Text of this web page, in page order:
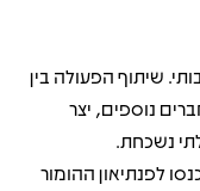
תיאור
שיתוף הפעולה בין
נוספים, יצר
נשכחת.
לפנתיאון ההומור